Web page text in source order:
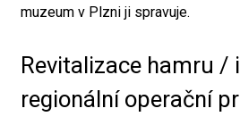
muzeum v Plzni ji spravuje.
Revitalizace hamru /
regionální operační